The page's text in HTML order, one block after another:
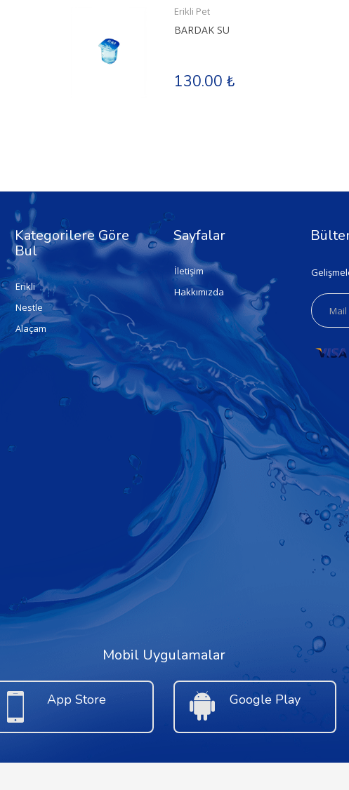
Erikli Pet
BARDAK SU
130.00 ₺
Kategorilere Göre
Bul
Erikli
Nestle
Alaçam
Sayfalar
İletişim
Hakkımızda
Mobil Uygulamalar
App Store Google Play